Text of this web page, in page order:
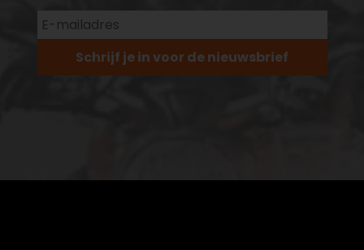
Schrijf je in voor de nieuwsbrief